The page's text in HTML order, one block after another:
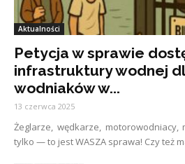
Aktualności
Petycja w sprawie
infrastruktury wodnej
wodniaków w...
13 czerwca 2025
Żeglarze, wędkarze,
tylko — to jest WASZA sprawa! Czy też